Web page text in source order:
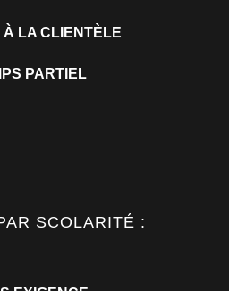
À LA CLIENTÈLE
PARTIEL
SCOLARITÉ :